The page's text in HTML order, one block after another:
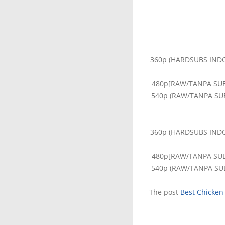
360p (HARDSUBS
480p[RAW/TANPA
540p (RAW/TANPA
360p (HARDSUBS
480p[RAW/TANPA
540p (RAW/TANPA
The post Best